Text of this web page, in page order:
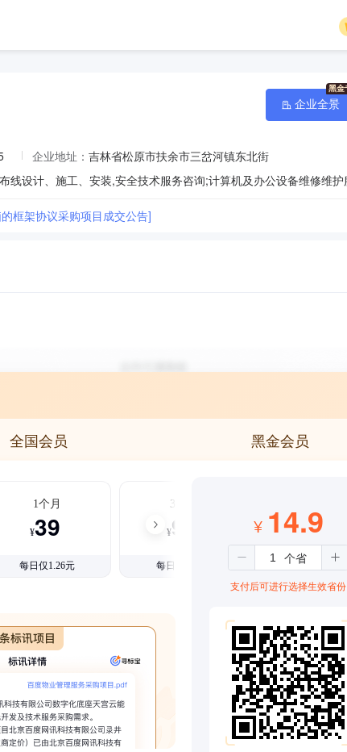
企业地址： 吉林省松原市扶余市三岔河镇东北街
框架协议采购项目成交公告]
企业全景
全国会员 黑金会员
1个月
¥39
每日仅1.26元
3个月
¥99
每日仅1.08元
¥ 14.9
支付后可进行选择生效省份